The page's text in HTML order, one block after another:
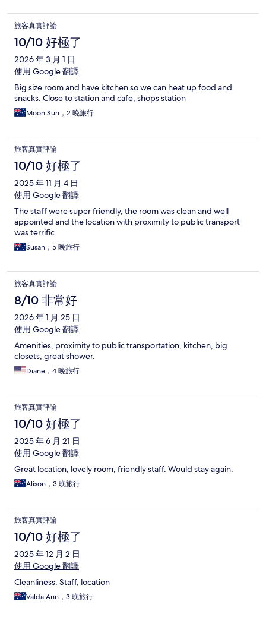
旅客真實評論
10/10 好極了
2026 年 3 月 1 日
使用 Google 翻譯
Big size room and have kitchen so we can heat up food and
snacks. Close to station and cafe, shops station
Moon Sun，2 晚旅行
旅客真實評論
10/10 好極了
2025 年 11 月 4 日
使用 Google 翻譯
The staff were super friendly, the room was clean and well
appointed and the location with proximity to public transport
was terrific.
Susan，5 晚旅行
旅客真實評論
8/10 非常好
2026 年 1 月 25 日
使用 Google 翻譯
Amenities, proximity to public transportation, kitchen, big
closets, great shower.
Diane，4 晚旅行
旅客真實評論
10/10 好極了
2025 年 6 月 21 日
使用 Google 翻譯
Great location, lovely room, friendly staff. Would stay again.
Alison，3 晚旅行
旅客真實評論
10/10 好極了
2025 年 12 月 2 日
使用 Google 翻譯
Cleanliness, Staff, location
Valda Ann，3 晚旅行